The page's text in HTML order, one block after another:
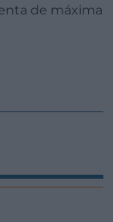
de máxima